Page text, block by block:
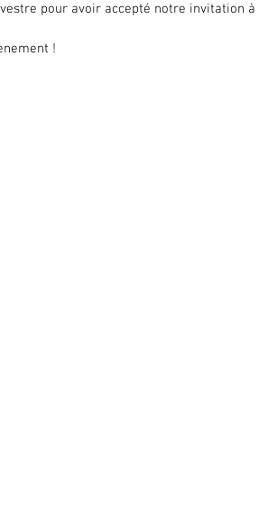
pour avoir accepté notre invitation
!